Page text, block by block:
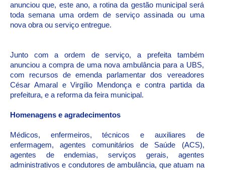
anunciou que, este ano, a rotina da gestão municipal será
toda semana uma ordem de serviço assinada ou uma
nova obra ou serviço entregue.
Junto com a ordem de serviço, a prefeita também
anunciou a compra de uma nova ambulância para a UBS,
com recursos de emenda parlamentar dos vereadores
César Amaral e Virgílio Mendonça e contra partida da
prefeitura, e a reforma da feira municipal.
Homenagens e agradecimentos
Médicos, enfermeiros, técnicos e auxiliares de
enfermagem, agentes comunitários de Saúde (ACS),
agentes de endemias, serviços gerais, agentes
administrativos e condutores de ambulância, que atuam na